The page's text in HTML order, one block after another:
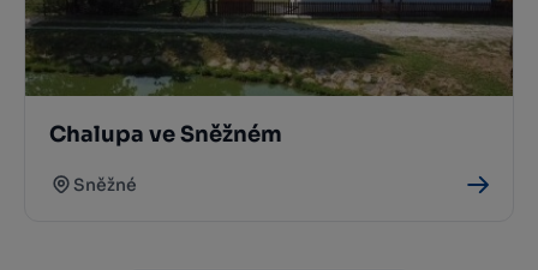
Chalupa ve Sněžném
Sněžné